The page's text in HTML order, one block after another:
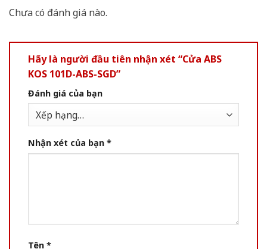
Chưa có đánh giá nào.
Hãy là người đầu tiên nhận xét “Cửa ABS
KOS 101D-ABS-SGD”
Đánh giá của bạn
Nhận xét của bạn *
Tên *